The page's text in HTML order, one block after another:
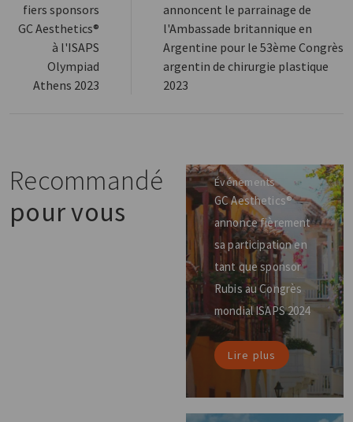
fiers sponsors
GC Aesthetics®
à l'ISAPS
Olympiad
Athens 2023
annoncent le parrainage de
l'Ambassade britannique en
Argentine pour le 53ème Congrès
argentin de chirurgie plastique
2023
Recommandé
pour vous
Événements
GC Aesthetics®
annonce fièrement
sa participation en
tant que sponsor
Rubis au Congrès
mondial ISAPS 2024
Lire plus